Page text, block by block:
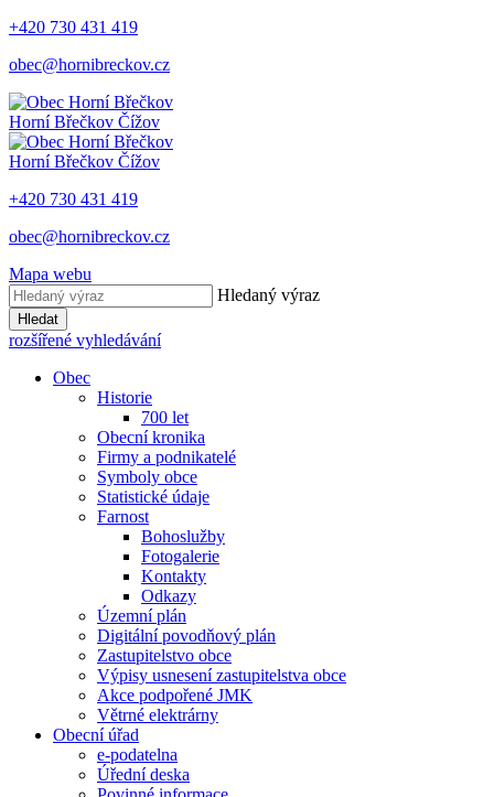
+420 730 431 419
obec@hornibreckov.cz
Horní Břečkov Čížov
Horní Břečkov Čížov
+420 730 431 419
obec@hornibreckov.cz
Mapa webu
Hledaný výraz
Hledat
rozšířené vyhledávání
Obec
Historie
700 let
Obecní kronika
Firmy a podnikatelé
Symboly obce
Statistické údaje
Farnost
Bohoslužby
Fotogalerie
Kontakty
Odkazy
Územní plán
Digitální povodňový plán
Zastupitelstvo obce
Výpisy usnesení zastupitelstva obce
Akce podpořené JMK
Větrné elektrárny
Obecní úřad
e-podatelna
Úřední deska